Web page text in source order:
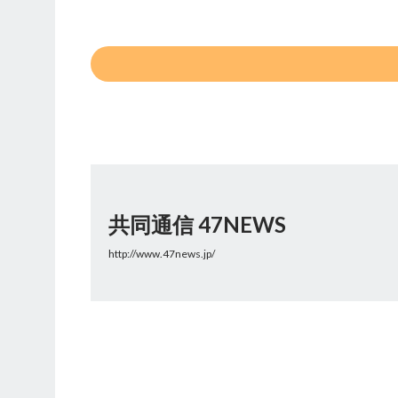
共同通信 47NEWS
http://www.47news.jp/